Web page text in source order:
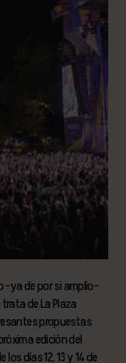
de por si amplio–
de La Plaza
propuestas
edición del
días 12, 13 y 14 de